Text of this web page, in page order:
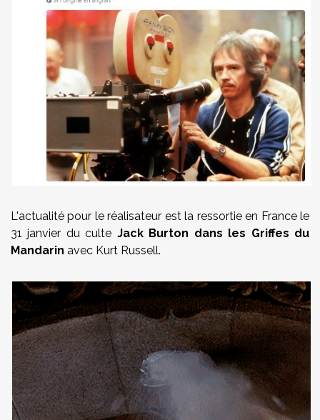
L'actualité pour le réalisateur est la ressortie en France le
31 janvier du culte Jack Burton dans les Griffes du
Mandarin avec Kurt Russell.